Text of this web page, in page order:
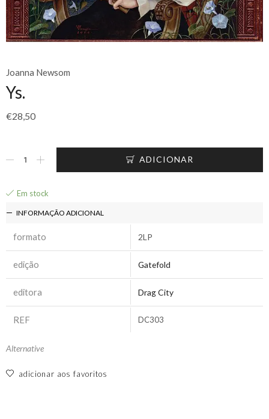
Joanna Newsom
Ys.
€28,50
ADICIONAR
Em stock
INFORMAÇÃO ADICIONAL
formato 2LP
edição Gatefold
editora Drag City
REF DC303
Alternative
adicionar aos favoritos